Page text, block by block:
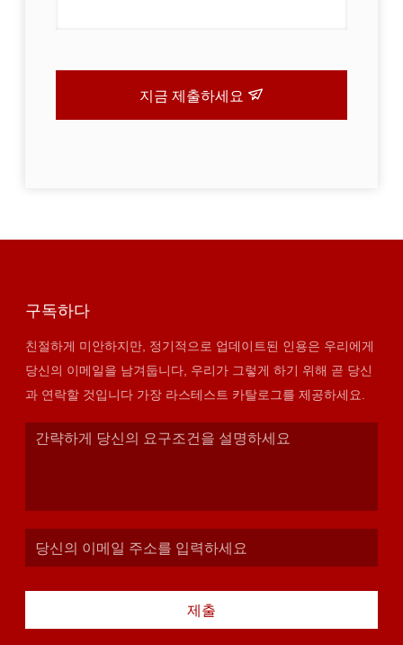
지금 제출하세요
구독하다
친절하게 미안하지만, 정기적으로 업데이트된 인용은 우리에게
당신의 이메일을 남겨둡니다, 우리가 그렇게 하기 위해 곧 당신
과 연락할 것입니다 가장 라스테스트 카탈로그를 제공하세요.
제출